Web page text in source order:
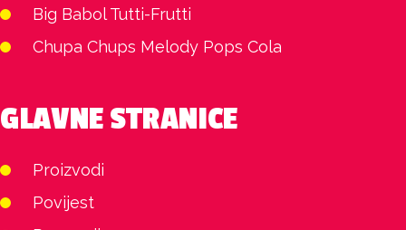
Big Babol Tutti-Frutti
Chupa Chups Melody Pops Cola
GLAVNE STRANICE
Proizvodi
Povijest